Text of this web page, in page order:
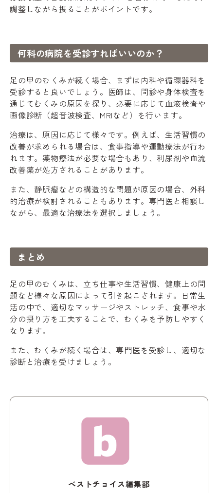
調整しながら摂ることがポイントです。
何科の病院を受診すればいいのか？
足の甲のむくみが続く場合、まずは内科や循環器科を
受診すると良いでしょう。医師は、問診や身体検査を
通じてむくみの原因を探り、必要に応じて血液検査や
画像診断（超音波検査、MRIなど）を行います。
治療は、原因に応じて様々です。例えば、生活習慣の
改善が求められる場合は、食事指導や運動療法が行わ
れます。薬物療法が必要な場合もあり、利尿剤や血流
改善薬が処方されることがあります。
また、静脈瘤などの構造的な問題が原因の場合、外科
的治療が検討されることもあります。専門医と相談し
ながら、最適な治療法を選択しましょう。
まとめ
足の甲のむくみは、立ち仕事や生活習慣、健康上の問
題など様々な原因によって引き起こされます。日常生
活の中で、適切なマッサージやストレッチ、食事や水
分の摂り方を工夫することで、むくみを予防しやすく
なります。
また、むくみが続く場合は、専門医を受診し、適切な
診断と治療を受けましょう。
ベストチョイス編集部